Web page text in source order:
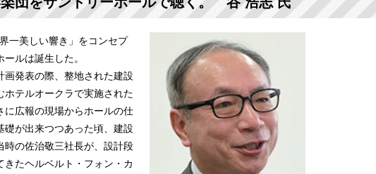
一美しい響き」をコンセプ
ルは誕生した。
発表の際、整地された建設
ホテルオークラで実施された
に広報の現場からホールの仕
礎が出来つつあった頃、建設
時の佐治敬三社長が、設計段
きたヘルベルト・フォン・カ